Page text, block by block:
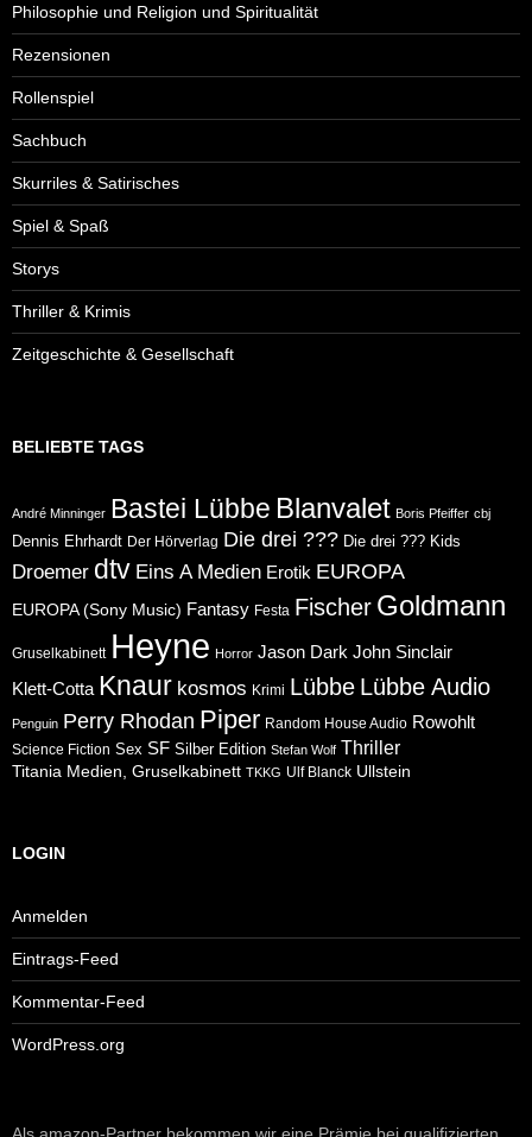
Philosophie und Religion und Spiritualität
Rezensionen
Rollenspiel
Sachbuch
Skurriles & Satirisches
Spiel & Spaß
Storys
Thriller & Krimis
Zeitgeschichte & Gesellschaft
BELIEBTE TAGS
André Minninger Bastei Lübbe Blanvalet Boris Pfeiffer cbj
Dennis Ehrhardt Der Hörverlag Die drei ??? Die drei ??? Kids
Droemer dtv Eins A Medien Erotik EUROPA
EUROPA (Sony Music) Fantasy Festa Fischer Goldmann
Gruselkabinett Heyne Horror Jason Dark John Sinclair
Klett-Cotta Knaur kosmos Krimi Lübbe Lübbe Audio
Penguin Perry Rhodan Piper Random House Audio Rowohlt
Science Fiction Sex SF Silber Edition Stefan Wolf Thriller
Titania Medien, Gruselkabinett TKKG Ulf Blanck Ullstein
LOGIN
Anmelden
Eintrags-Feed
Kommentar-Feed
WordPress.org
Als amazon-Partner bekommen wir eine Prämie bei qualifizierten